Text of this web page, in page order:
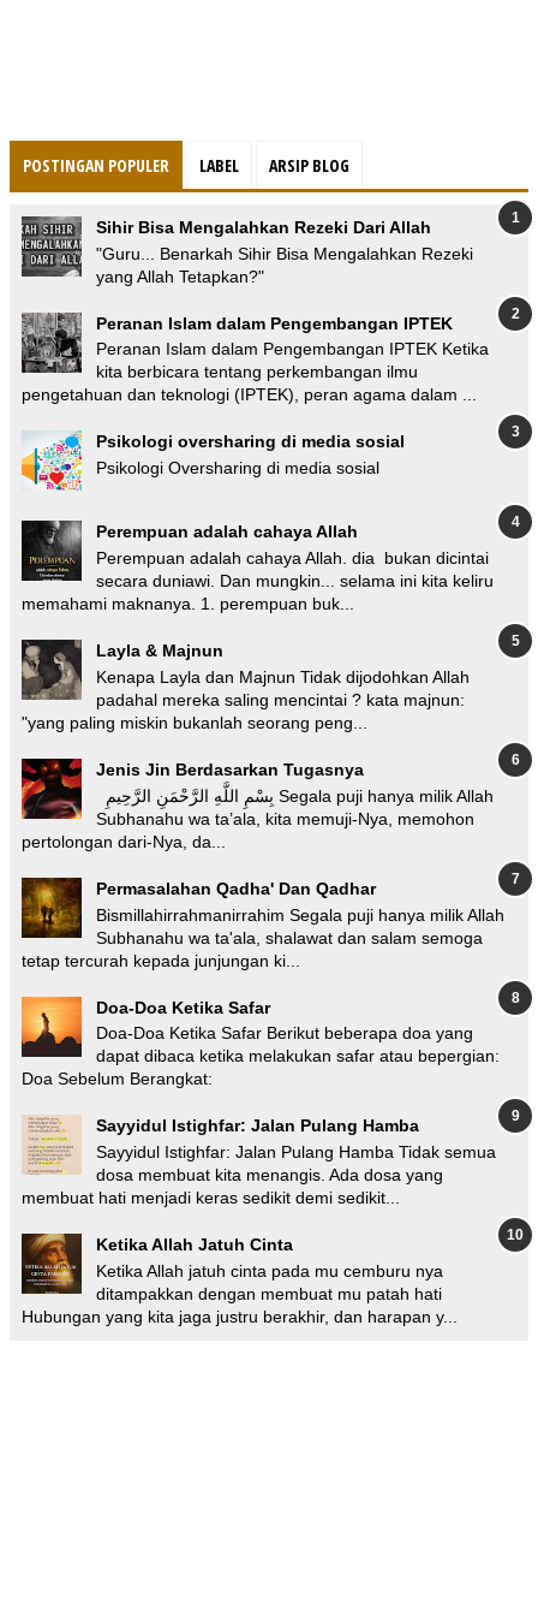
POSTINGAN POPULER LABEL ARSIP BLOG
Sihir Bisa Mengalahkan Rezeki Dari Allah
"Guru... Benarkah Sihir Bisa Mengalahkan Rezeki
yang Allah Tetapkan?"
Peranan Islam dalam Pengembangan IPTEK
Peranan Islam dalam Pengembangan IPTEK Ketika
kita berbicara tentang perkembangan ilmu
pengetahuan dan teknologi (IPTEK), peran agama dalam ...
Psikologi oversharing di media sosial
Psikologi Oversharing di media sosial
Perempuan adalah cahaya Allah
Perempuan adalah cahaya Allah. dia bukan dicintai
secara duniawi. Dan mungkin... selama ini kita keliru
memahami maknanya. 1. perempuan buk...
Layla & Majnun
Kenapa Layla dan Majnun Tidak dijodohkan Allah
padahal mereka saling mencintai ? kata majnun:
"yang paling miskin bukanlah seorang peng...
Jenis Jin Berdasarkan Tugasnya
Subhanahu wa ta’ala, kita memuji-Nya, memohon
pertolongan dari-Nya, da...
Permasalahan Qadha' Dan Qadhar
Bismillahirrahmanirrahim Segala puji hanya milik Allah
Subhanahu wa ta'ala, shalawat dan salam semoga
tetap tercurah kepada junjungan ki...
Doa-Doa Ketika Safar
Doa-Doa Ketika Safar Berikut beberapa doa yang
dapat dibaca ketika melakukan safar atau bepergian:
Doa Sebelum Berangkat:
Sayyidul Istighfar: Jalan Pulang Hamba
Sayyidul Istighfar: Jalan Pulang Hamba Tidak semua
dosa membuat kita menangis. Ada dosa yang
membuat hati menjadi keras sedikit demi sedikit...
Ketika Allah Jatuh Cinta
Ketika Allah jatuh cinta pada mu cemburu nya
ditampakkan dengan membuat mu patah hati
Hubungan yang kita jaga justru berakhir, dan harapan y...